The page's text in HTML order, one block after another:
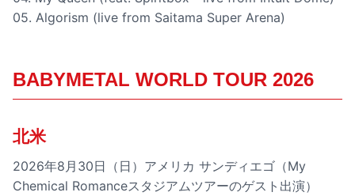
05. Algorism (live from Saitama Super Arena)
BABYMETAL WORLD TOUR 2026
北米
2026年8月30日（日）アメリカ サンディエゴ（My
Chemical Romanceスタジアムツアーのゲスト出演）